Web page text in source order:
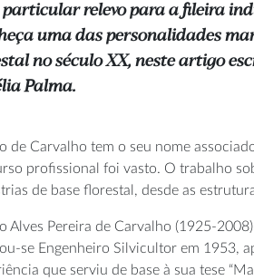
particular relevo para a fileira
uma das personalidades
no século XX, neste artigo
Palma.
de Carvalho tem o seu nome
profissional foi vasto. O trabalho
de base florestal, desde as
Alves Pereira de Carvalho (1925-
se Engenheiro Silvicultor em 1953,
que serviu de base à sua tese